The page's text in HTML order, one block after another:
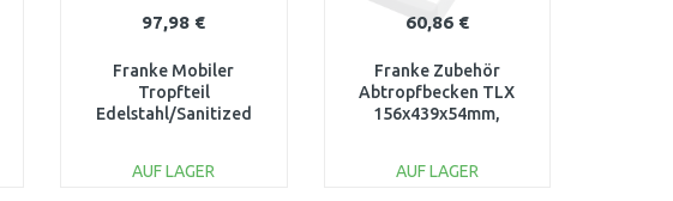
97,98 €
Franke Mobiler
Tropfteil
Edelstahl/Sanitized
AUF LAGER
60,86 €
Franke Zubehör
Abtropfbecken TLX
156x439x54mm,
112.0066.060
AUF LAGER